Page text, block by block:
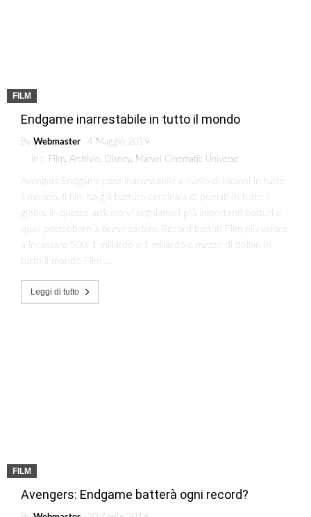
FILM
Endgame inarrestabile in tutto il mondo
By Webmaster
4 Maggio 2019
in :
Film, Archivio, Disney, Marvel Cinematic Universe
Avengers:Endgame pare inarrestabile a livello di incassi in tutto
il mondo. Il film ha già battuto centinaia di primati in tutto il
globo. In questo articolo vi segniamo i più importanti battuti e
quali potrebbero a breve cadere. Record battuti Film più veloce
a incassare 500, 1 miliardo e 1 miliardo e mezzo di dollari in
tutto il mondo Film …
Leggi di tutto
FILM
Avengers: Endgame batterà ogni record?